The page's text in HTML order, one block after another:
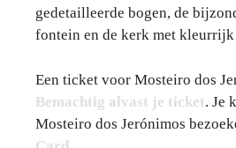
gedetailleerde bogen, de
fontein en de kerk met
Een ticket voor Mosteiro dos
Bemachtig alvast je ticket. Je
Mosteiro dos Jerónimos